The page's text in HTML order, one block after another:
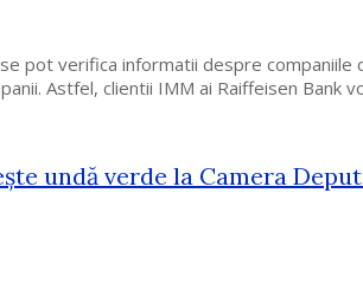
pot verifica informatii despre companiile
Astfel, clientii IMM ai Raiffeisen Bank
undă verde la Camera